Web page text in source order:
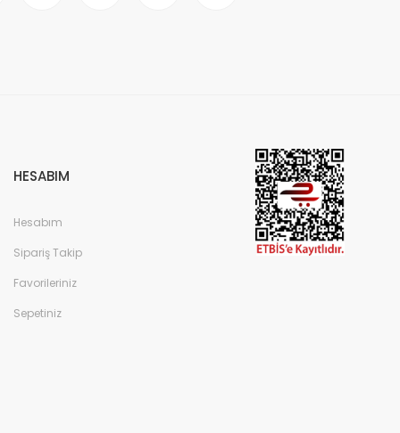
HESABIM
Hesabım
Sipariş Takip
Favorileriniz
Sepetiniz